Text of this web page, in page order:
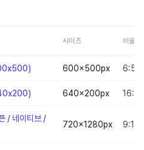
사이즈 비율
600×500px 6:5
640×200px 16:5
/ 네이티브 /
720×1280px 9:16